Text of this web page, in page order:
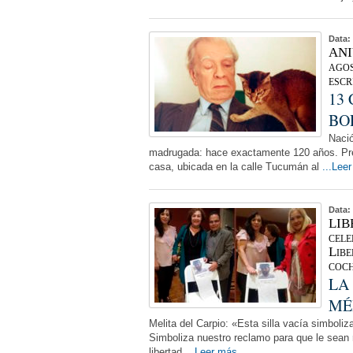
Data:
13
madrugada: hace exactamente 120 años.
casa, ubicada en la calle Tucumán al
Data:
LA
Melita del Carpio: «Esta silla vacía
Simboliza nuestro reclamo para que le